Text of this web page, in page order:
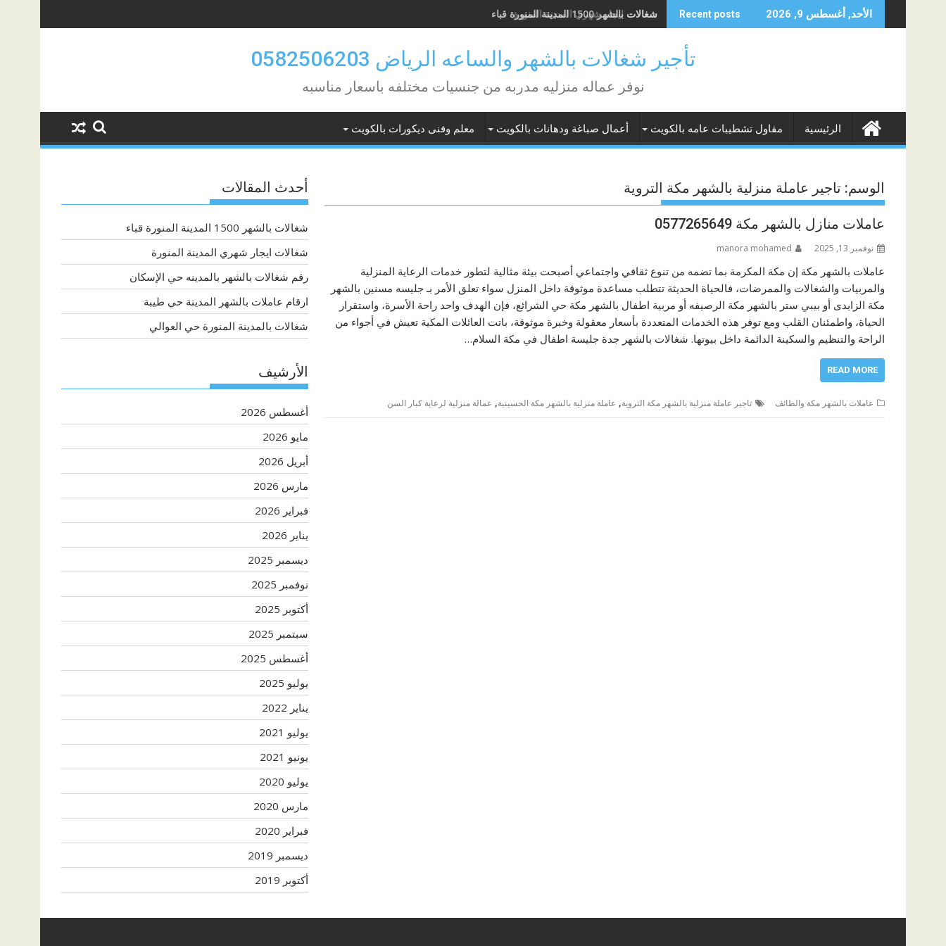
to
الأحد, أغسطس 9, 2026 Recent posts شغالات بالشهر 1500 المدينة المنورة قباء
شغالات ايجار شهري المدينة المنورة
تأجير شغالات بالشهر والساعه الرياض 0582506203
نوفر عماله منزليه مدربه من جنسيات مختلفه باسعار مناسبه
الرئيسية مقاول تشطيبات عامه بالكويت أعمال صباغة ودهانات بالكويت معلم وفنى ديكورات بالكويت
الوسم: تاجير عاملة منزلية بالشهر مكة التروية
عاملات منازل بالشهر مكة 0577265649
نوفمبر 13, 2025 manora mohamed
عاملات بالشهر مكة إن مكة المكرمة بما تضمه من تنوع ثقافي واجتماعي أصبحت بيئة مثالية لتطور خدمات الرعاية المنزلية
والمربيات والشغالات والممرضات، فالحياة الحديثة تتطلب مساعدة موثوقة داخل المنزل سواء تعلق الأمر بـ جليسه مسنين بالشهر
مكة الزايدى أو بيبي ستر بالشهر مكة الرصيفه أو مربية اطفال بالشهر مكة حي الشرائع، فإن الهدف واحد راحة الأسرة، واستقرار
الحياة، واطمئنان القلب ومع توفر هذه الخدمات المتعددة بأسعار معقولة وخبرة موثوقة، باتت العائلات المكية تعيش في أجواء من
الراحة والتنظيم والسكينة الدائمة داخل بيوتها. شغالات بالشهر جدة جليسة اطفال في مكة السلام…
READ MORE
عاملات بالشهر مكة والطائف تاجير عاملة منزلية بالشهر مكة التروية, عاملة منزلية بالشهر مكة الحسينية, عمالة منزلية لرعاية كبار السن
أحدث المقالات
شغالات بالشهر 1500 المدينة المنورة قباء
شغالات ايجار شهري المدينة المنورة
رقم شغالات بالشهر بالمدينه حي الإسكان
ارقام عاملات بالشهر المدينة حي طيبة
شغالات بالمدينة المنورة حي العوالي
الأرشيف
أغسطس 2026
مايو 2026
أبريل 2026
مارس 2026
فبراير 2026
يناير 2026
ديسمبر 2025
نوفمبر 2025
أكتوبر 2025
سبتمبر 2025
أغسطس 2025
يوليو 2025
يناير 2022
يوليو 2021
يونيو 2021
يوليو 2020
مارس 2020
فبراير 2020
ديسمبر 2019
أكتوبر 2019